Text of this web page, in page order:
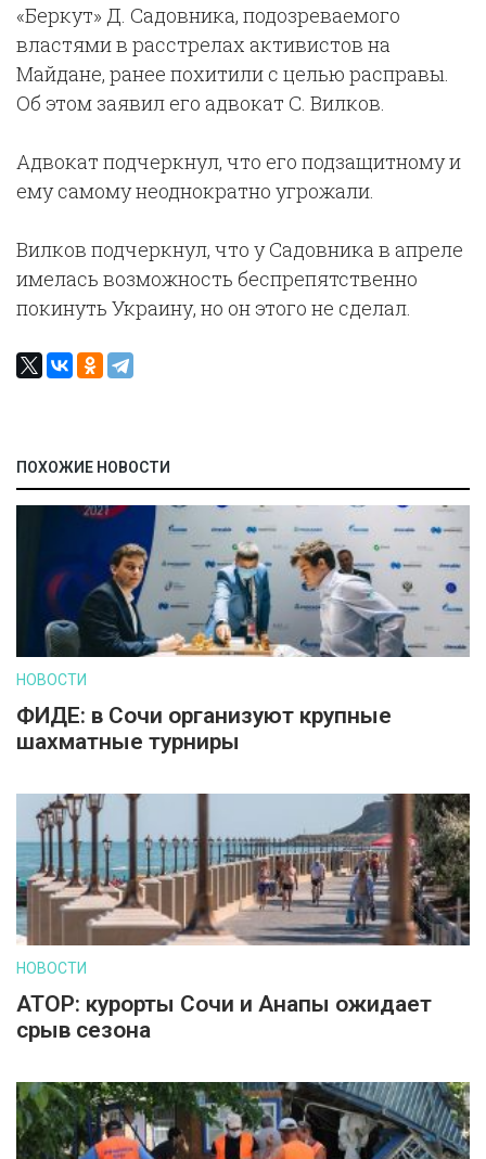
«Беркут» Д. Садовника, подозреваемого
властями в расстрелах активистов на
Майдане, ранее похитили с целью расправы.
Об этом заявил его адвокат С. Вилков.
Адвокат подчеркнул, что его подзащитному и
ему самому неоднократно угрожали.
Вилков подчеркнул, что у Садовника в апреле
имелась возможность беспрепятственно
покинуть Украину, но он этого не сделал.
ПОХОЖИЕ НОВОСТИ
НОВОСТИ
ФИДЕ: в Сочи организуют крупные
шахматные турниры
НОВОСТИ
АТОР: курорты Сочи и Анапы ожидает
срыв сезона